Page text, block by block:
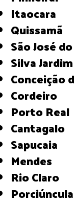
Itaocara
Quissamã
São José
Silva Jardim
Conceição
Cordeiro
Porto Real
Cantagalo
Sapucaia
Mendes
Rio Claro
Porciúncula